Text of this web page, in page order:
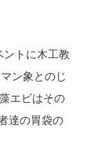
トに木工教
ン象とのじ
エビはその
達の胃袋の